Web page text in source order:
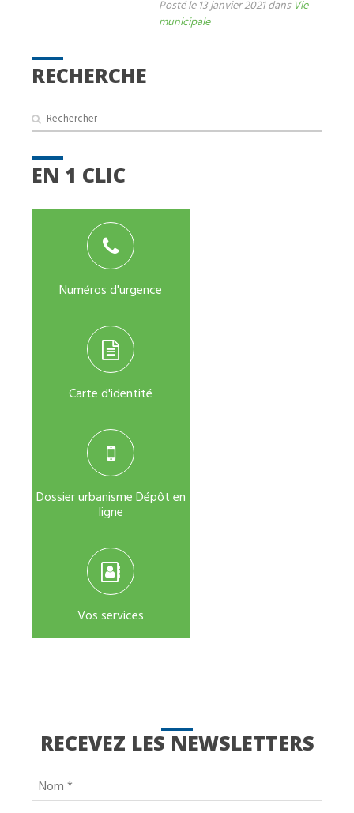
RECHERCHE
EN 1 CLIC
Numéros d'urgence
Carte d'identité
Dossier urbanisme Dépôt en
ligne
Vos services
Posté le 13 janvier 2021 dans Vie
municipale
RECEVEZ LES NEWSLETTERS